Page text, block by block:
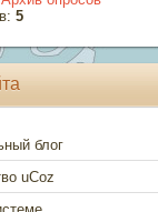
5
блог
uCoz